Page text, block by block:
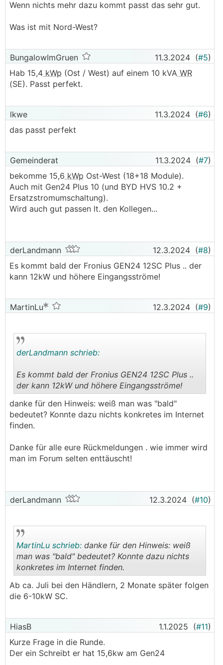
Wenn nichts mehr dazu kommt passt das sehr gut.
Was ist mit Nord-West?
BungalowImGruen 11.3.2024 (#5)
Hab 15,4 kWp (Ost / West) auf einem 10 kVA WR
(SE). Passt perfekt.
lkwe 11.3.2024 (#6)
das passt perfekt
Gemeinderat 11.3.2024 (#7)
bekomme 15,6 kWp Ost-West (18+18 Module).
Auch mit Gen24 Plus 10 (und BYD HVS 10.2 +
Ersatzstromumschaltung).
Wird auch gut passen lt. den Kollegen...
derLandmann 12.3.2024 (#8)
Es kommt bald der Fronius GEN24 12SC Plus .. der
kann 12kW und höhere Eingangsströme!
MartinLu 12.3.2024 (#9)
..
derLandmann schrieb:
Es kommt bald der Fronius GEN24 12SC Plus ..
der kann 12kW und höhere Eingangsströme!
danke für den Hinweis: weiß man was "bald"
bedeutet? Konnte dazu nichts konkretes im Internet
finden.
Danke für alle eure Rückmeldungen . wie immer wird
man im Forum selten enttäuscht!
derLandmann 12.3.2024 (#10)
..
MartinLu schrieb: danke für den Hinweis: weiß
man was "bald" bedeutet? Konnte dazu nichts
konkretes im Internet finden.
Ab ca. Juli bei den Händlern, 2 Monate später folgen
die 6-10kW SC.
HiasB 1.1.2025 (#11)
Kurze Frage in die Runde.
Der ein Schreibt er hat 15,6kw am Gen24